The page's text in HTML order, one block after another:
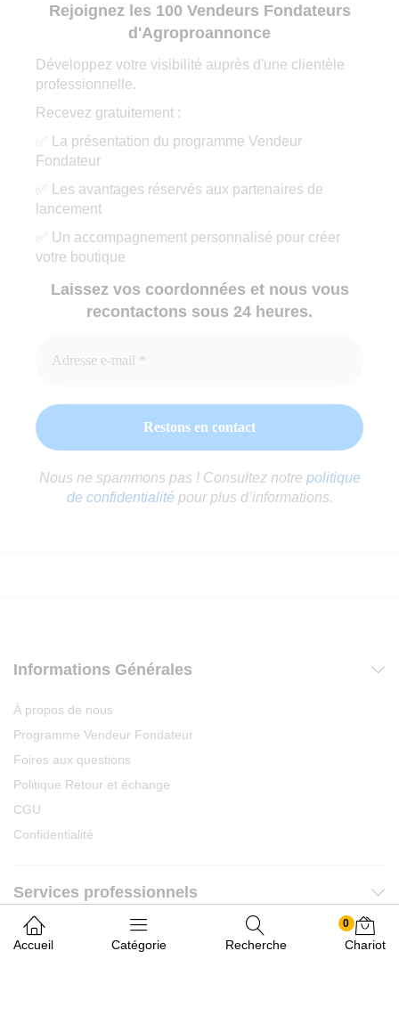
Rejoignez les 100 Vendeurs Fondateurs
d'Agroproannonce
Développez votre visibilité auprès d'une clientèle
professionnelle.
Recevez gratuitement :
✅ La présentation du programme Vendeur
Fondateur
✅ Les avantages réservés aux partenaires de
lancement
✅ Un accompagnement personnalisé pour créer
votre boutique
Laissez vos coordonnées et nous vous
recontactons sous 24 heures.
Nous ne spammons pas ! Consultez notre politique
de confidentialité pour plus d’informations.
Informations Générales
À propos de nous
Programme Vendeur Fondateur
Foires aux questions
Politique Retour et échange
CGU
Confidentialité
Services professionnels
Demande de devis
Accueil Catégorie Recherche
0
Chariot